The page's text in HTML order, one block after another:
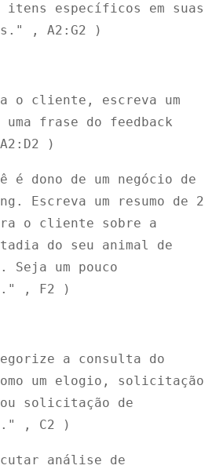
itens específicos em suas
, A2:G2 )
o cliente, escreva um
uma frase do feedback
A2:D2 )
é dono de um negócio de
Escreva um resumo de 2
o cliente sobre a
do seu animal de
Seja um pouco
, F2 )
a consulta do
um elogio, solicitação
solicitação de
, C2 )
análise de